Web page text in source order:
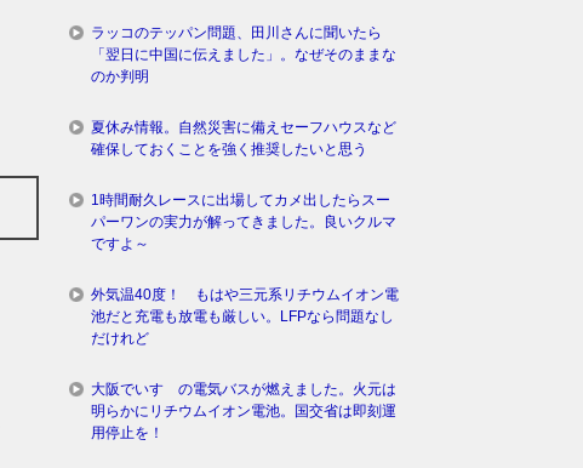
ラッコのテッパン問題、田川さんに聞いたら
「翌日に中国に伝えました」。なぜそのままな
のか判明
夏休み情報。自然災害に備えセーフハウスなど
確保しておくことを強く推奨したいと思う
1時間耐久レースに出場してカメ出したらスー
パーワンの実力が解ってきました。良いクルマ
ですよ～
外気温40度！ もはや三元系リチウムイオン電
池だと充電も放電も厳しい。LFPなら問題なし
だけれど
大阪でいすゞの電気バスが燃えました。火元は
明らかにリチウムイオン電池。国交省は即刻運
用停止を！